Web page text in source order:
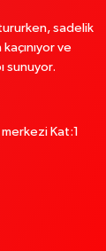
sadelik
ve
sunuyor.
merkezi Kat:1